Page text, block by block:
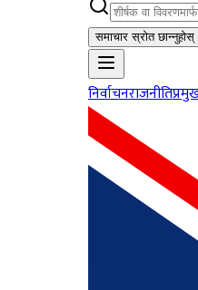
समाचार स्रोत छान्नुहोस्
निर्वाचनराजनीति